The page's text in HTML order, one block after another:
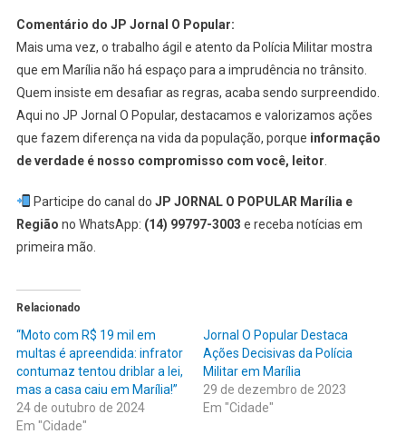
Comentário do JP Jornal O Popular:
Mais uma vez, o trabalho ágil e atento da Polícia Militar mostra
que em Marília não há espaço para a imprudência no trânsito.
Quem insiste em desafiar as regras, acaba sendo surpreendido.
Aqui no JP Jornal O Popular, destacamos e valorizamos ações
que fazem diferença na vida da população, porque informação
de verdade é nosso compromisso com você, leitor
Participe do canal do JP JORNAL O POPULAR Marília e
Região no WhatsApp: (14) 99797-3003 e receba notícias em
primeira mão.
Relacionado
“Moto com R$ 19 mil em
multas é apreendida: infrator
contumaz tentou driblar a lei,
mas a casa caiu em Marília!”
24 de outubro de 2024
Em "Cidade"
Jornal O Popular Destaca
Ações Decisivas da Polícia
Militar em Marília
29 de dezembro de 2023
Em "Cidade"